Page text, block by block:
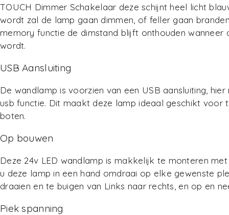
TOUCH Dimmer Schakelaar deze schijnt heel licht
wordt zal de lamp gaan dimmen, of feller gaan
memory functie de dimstand blijft onthouden
wordt.
USB Aansluiting
De wandlamp is voorzien van een USB aansluiting,
usb functie. Dit maakt deze lamp ideaal geschikt voor
boten.
Op bouwen
Deze 24v LED wandlamp is makkelijk te monteren
u deze lamp in een hand omdraai op elke gewenste
draaien en te buigen van Links naar rechts, en op en
Piek spanning